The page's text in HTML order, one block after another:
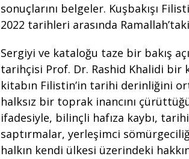
sonuçlarını belgeler. Kuşbakışı
2022 tarihleri arasında
Sergiyi ve kataloğu taze bir bakış
tarihçisi Prof. Dr. Rashid Khalidi bir
kitabın Filistin’in tarihi derinliğini
halksız bir toprak inancını
ifadesiyle, bilinçli hafıza kaybı,
saptırmalar, yerleşimci
halkın kendi ülkesi üzerindeki